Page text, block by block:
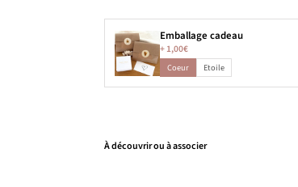
Emballage cadeau
+1,00€
Coeur Etoile
À découvrir ou à associer